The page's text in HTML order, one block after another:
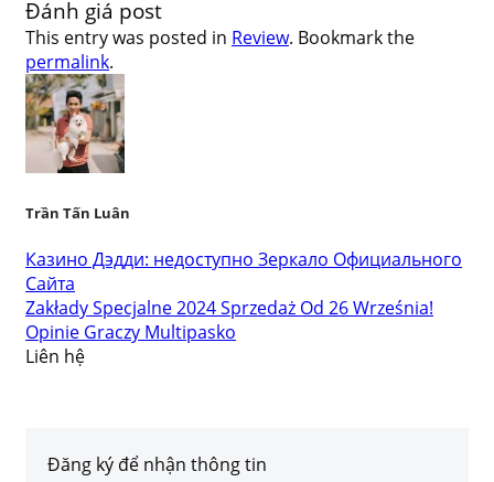
Đánh giá post
This entry was posted in Review. Bookmark the
permalink.
Trần Tấn Luân
Казино Дэдди: недоступно Зеркало Официального
Сайта
Zakłady Specjalne 2024 Sprzedaż Od 26 Września!
Opinie Graczy Multipasko
Liên hệ
Đăng ký để nhận thông tin